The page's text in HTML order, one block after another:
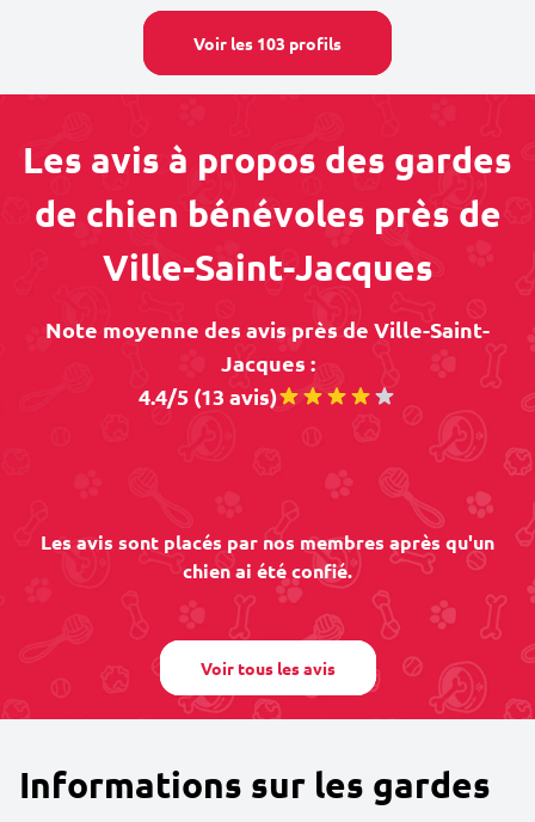
Voir les 103 profils
Les avis à propos des gardes
de chien bénévoles près de
Ville-Saint-Jacques
Note moyenne des avis près de Ville-Saint-
Jacques :
4.4/5 (13 avis)
Les avis sont placés par nos membres après qu'un
chien ai été confié.
Voir tous les avis
Informations sur les gardes